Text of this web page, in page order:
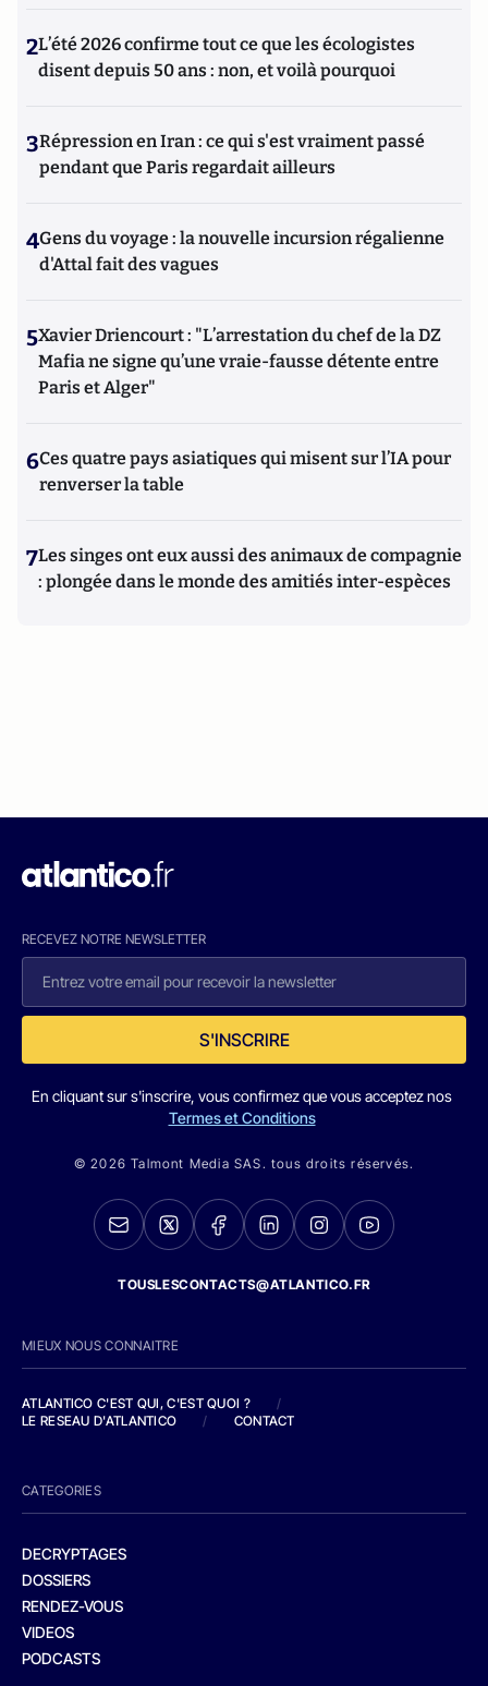
2L’été 2026 confirme tout ce que les écologistes
disent depuis 50 ans : non, et voilà pourquoi
3Répression en Iran : ce qui s'est vraiment passé
pendant que Paris regardait ailleurs
4Gens du voyage : la nouvelle incursion régalienne
d'Attal fait des vagues
5Xavier Driencourt : "L’arrestation du chef de la DZ
Mafia ne signe qu’une vraie-fausse détente entre
Paris et Alger"
6Ces quatre pays asiatiques qui misent sur l’IA pour
renverser la table
7Les singes ont eux aussi des animaux de compagnie
: plongée dans le monde des amitiés inter-espèces
RECEVEZ NOTRE NEWSLETTER
S'INSCRIRE
En cliquant sur s'inscrire, vous confirmez que vous acceptez nos
Termes et Conditions
© 2026 Talmont Media SAS. tous droits réservés.
TOUSLESCONTACTS@ATLANTICO.FR
MIEUX NOUS CONNAITRE
ATLANTICO C'EST QUI, C'EST QUOI ?
/
LE RESEAU D'ATLANTICO
/ CONTACT
CATEGORIES
DECRYPTAGES
DOSSIERS
RENDEZ-VOUS
VIDEOS
PODCASTS